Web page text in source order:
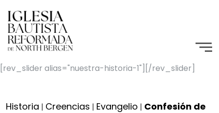
[rev_slider alias="nuestra-historia-1"][/rev_slider]
Historia | Creencias | Evangelio | Confesión de